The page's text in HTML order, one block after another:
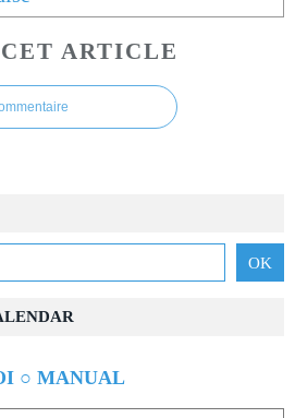
ARTICLE
○ MANUAL